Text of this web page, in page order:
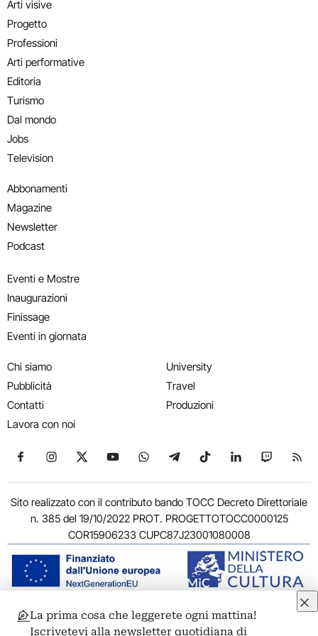
Arti visive
Progetto
Professioni
Arti performative
Editoria
Turismo
Dal mondo
Jobs
Television
Abbonamenti
Magazine
Newsletter
Podcast
Eventi e Mostre
Inaugurazioni
Finissage
Eventi in giornata
Chi siamo
Pubblicità
Contatti
Lavora con noi
University
Travel
Produzioni
Seguici su Facebook
Seguici su Instagram
Seguici su X
Seguici su YouTube
Seguici su WhatsApp
Seguici su Telegram
Seguici su TikTok
Seguici su
Seguici
Sito realizzato con il contributo bando TOCC Decreto Direttoriale
n. 385 del 19/10/2022 PROT. PROGETTOTOCC0000125
COR15906233 CUPC87J23001080008
© 2011-2026 ARTRIBUNE srl – Corso Vittorio Emanuele II, 287 –
La prima cosa che leggerete ogni mattina!
Iscrivetevi alla newsletter quotidiana di